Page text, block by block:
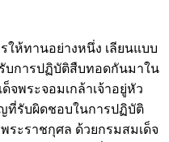
ห้ทานอย่างหนึ่ง เลียนแบบ
การปฏิบัติสืบทอดกันมาใน
จพระจอมเกล้าเจ้าอยู่หัว
ที่รับผิดชอบในการปฏิบัติ